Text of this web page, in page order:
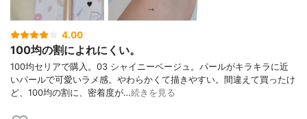
4.00
100均の割によれにくい。
100均セリアで購入。03 シャイニーベージュ。パールがキラキラに近
いパールで可愛いラメ感。やわらかくて描きやすい。間違えて買ったけ
ど、100均の割に、密着度が…続きを見る